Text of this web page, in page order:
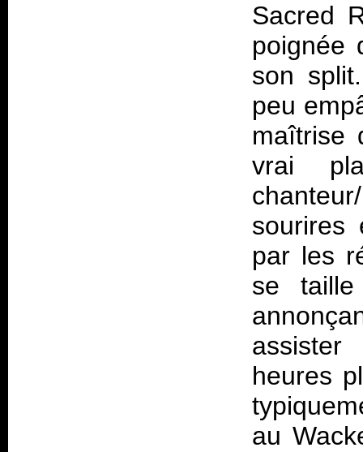
Sacred
poignée
son
peu
maîtrise
vrai
sourires
par les
se
heures
au